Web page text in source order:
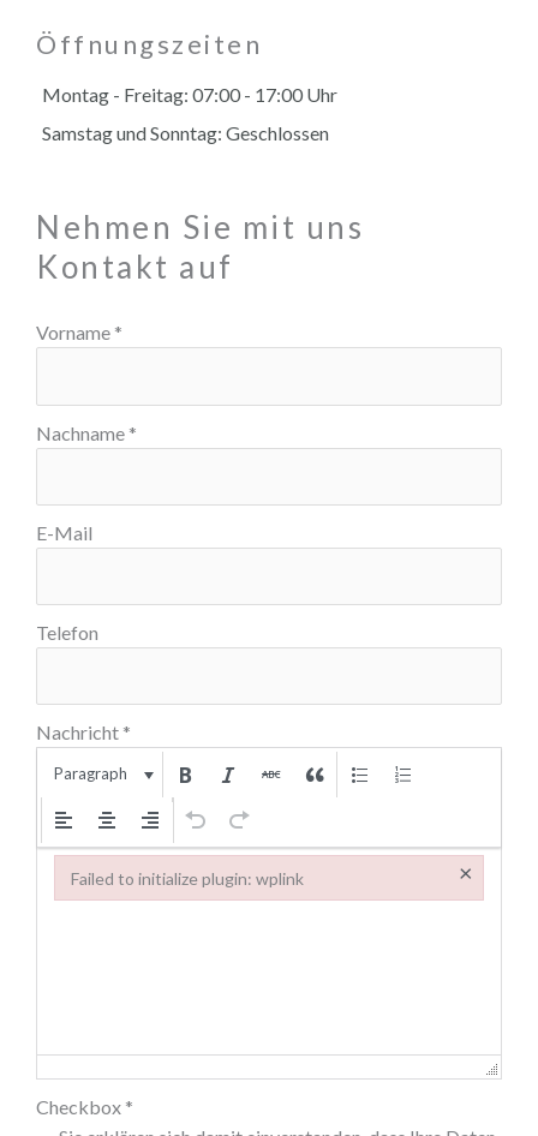
Öffnungszeiten
Montag - Freitag: 07:00 - 17:00 Uhr
Samstag und Sonntag: Geschlossen
Nehmen Sie mit uns
Kontakt auf
Vorname *
Nachname *
E-Mail
Telefon
Nachricht *
Paragraph
Checkbox *
Failed to initialize plugin: wplink ×
Failed to initialize plugin: wplink